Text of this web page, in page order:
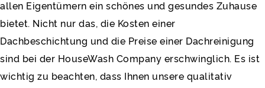
allen Eigentümern ein schönes und gesundes Zuhause
bietet. Nicht nur das, die Kosten einer
Dachbeschichtung und die Preise einer Dachreinigung
sind bei der HouseWash Company erschwinglich. Es ist
wichtig zu beachten, dass Ihnen unsere qualitativ